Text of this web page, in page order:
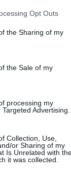
Opt Outs
the Sharing of my
the Sale of my
processing my
Advertising.
Collection, Use,
or Sharing of my
Is Unrelated with
it was collected.
τους
απορρήτου
X